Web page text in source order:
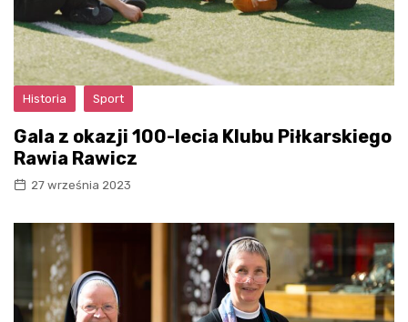
Historia Sport
Gala z okazji 100-lecia Klubu Piłkarskiego
Rawia Rawicz
27 września 2023